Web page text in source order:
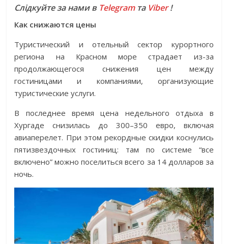
Слідкуйте за нами в Telegramта Viber!
Как снижаются цены
Туристический и отельный сектор курортного
региона на Красном море страдает из-за
продолжающегося снижения цен между
гостиницами и компаниями, организующие
туристические услуги.
В последнее время цена недельного отдыха в
Хургаде снизилась до 300–350 евро, включая
авиаперелет. При этом рекордные скидки коснулись
пятизвездочных гостиниц: там по системе “все
включено” можно поселиться всего за 14 долларов за
ночь.